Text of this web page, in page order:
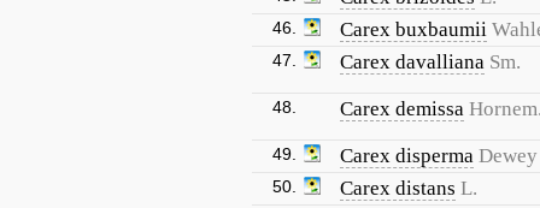
46. Carex buxbaumii
47. Carex davalliana Sm.
48. Carex demissa
49. Carex disperma Dewey
50. Carex distans L.